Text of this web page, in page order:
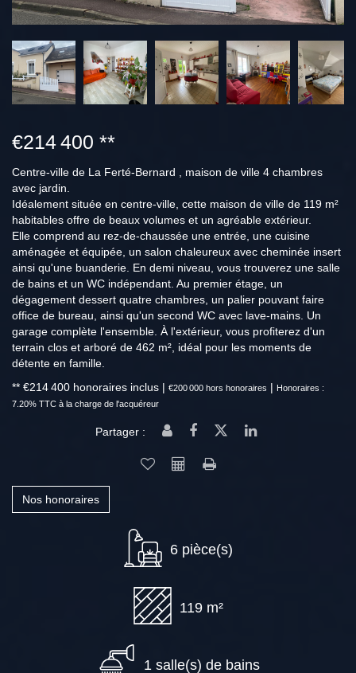
€214 400 **
Centre-ville de La Ferté-Bernard , maison de ville 4 chambres
avec jardin.
Idéalement située en centre-ville, cette maison de ville de 119 m²
habitables offre de beaux volumes et un agréable extérieur.
Elle comprend au rez-de-chaussée une entrée, une cuisine
aménagée et équipée, un salon chaleureux avec cheminée insert
ainsi qu'une buanderie. En demi niveau, vous trouverez une salle
de bains et un WC indépendant. Au premier étage, un
dégagement dessert quatre chambres, un palier pouvant faire
office de bureau, ainsi qu'un second WC avec lave-mains. Un
garage complète l'ensemble. À l'extérieur, vous profiterez d'un
terrain clos et arboré de 462 m², idéal pour les moments de
détente en famille.
** €214 400 honoraires inclus | €200 000 hors honoraires | Honoraires :
7.20% TTC à la charge de l'acquéreur
Partager :
Nos honoraires
6 pièce(s)
119 m²
1 salle(s) de bains